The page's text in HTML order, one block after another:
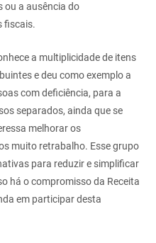
ou a ausência do
fiscais.
a multiplicidade de itens
e deu como exemplo a
com deficiência, para a
separados, ainda que se
melhorar os
muito retrabalho. Esse grupo
para reduzir e simplificar
há o compromisso da Receita
em participar desta